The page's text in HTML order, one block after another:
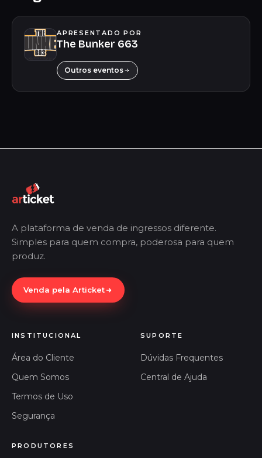
APRESENTADO POR
The Bunker 663
Outros eventos
A plataforma de venda de ingressos diferente.
Simples para quem compra, poderosa para quem
produz.
Venda pela Articket
INSTITUCIONAL
Área do Cliente
Quem Somos
Termos de Uso
Segurança
SUPORTE
Dúvidas Frequentes
Central de Ajuda
PRODUTORES